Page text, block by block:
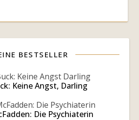
BESTSELLER
Keine Angst, Darling
Die Psychiaterin